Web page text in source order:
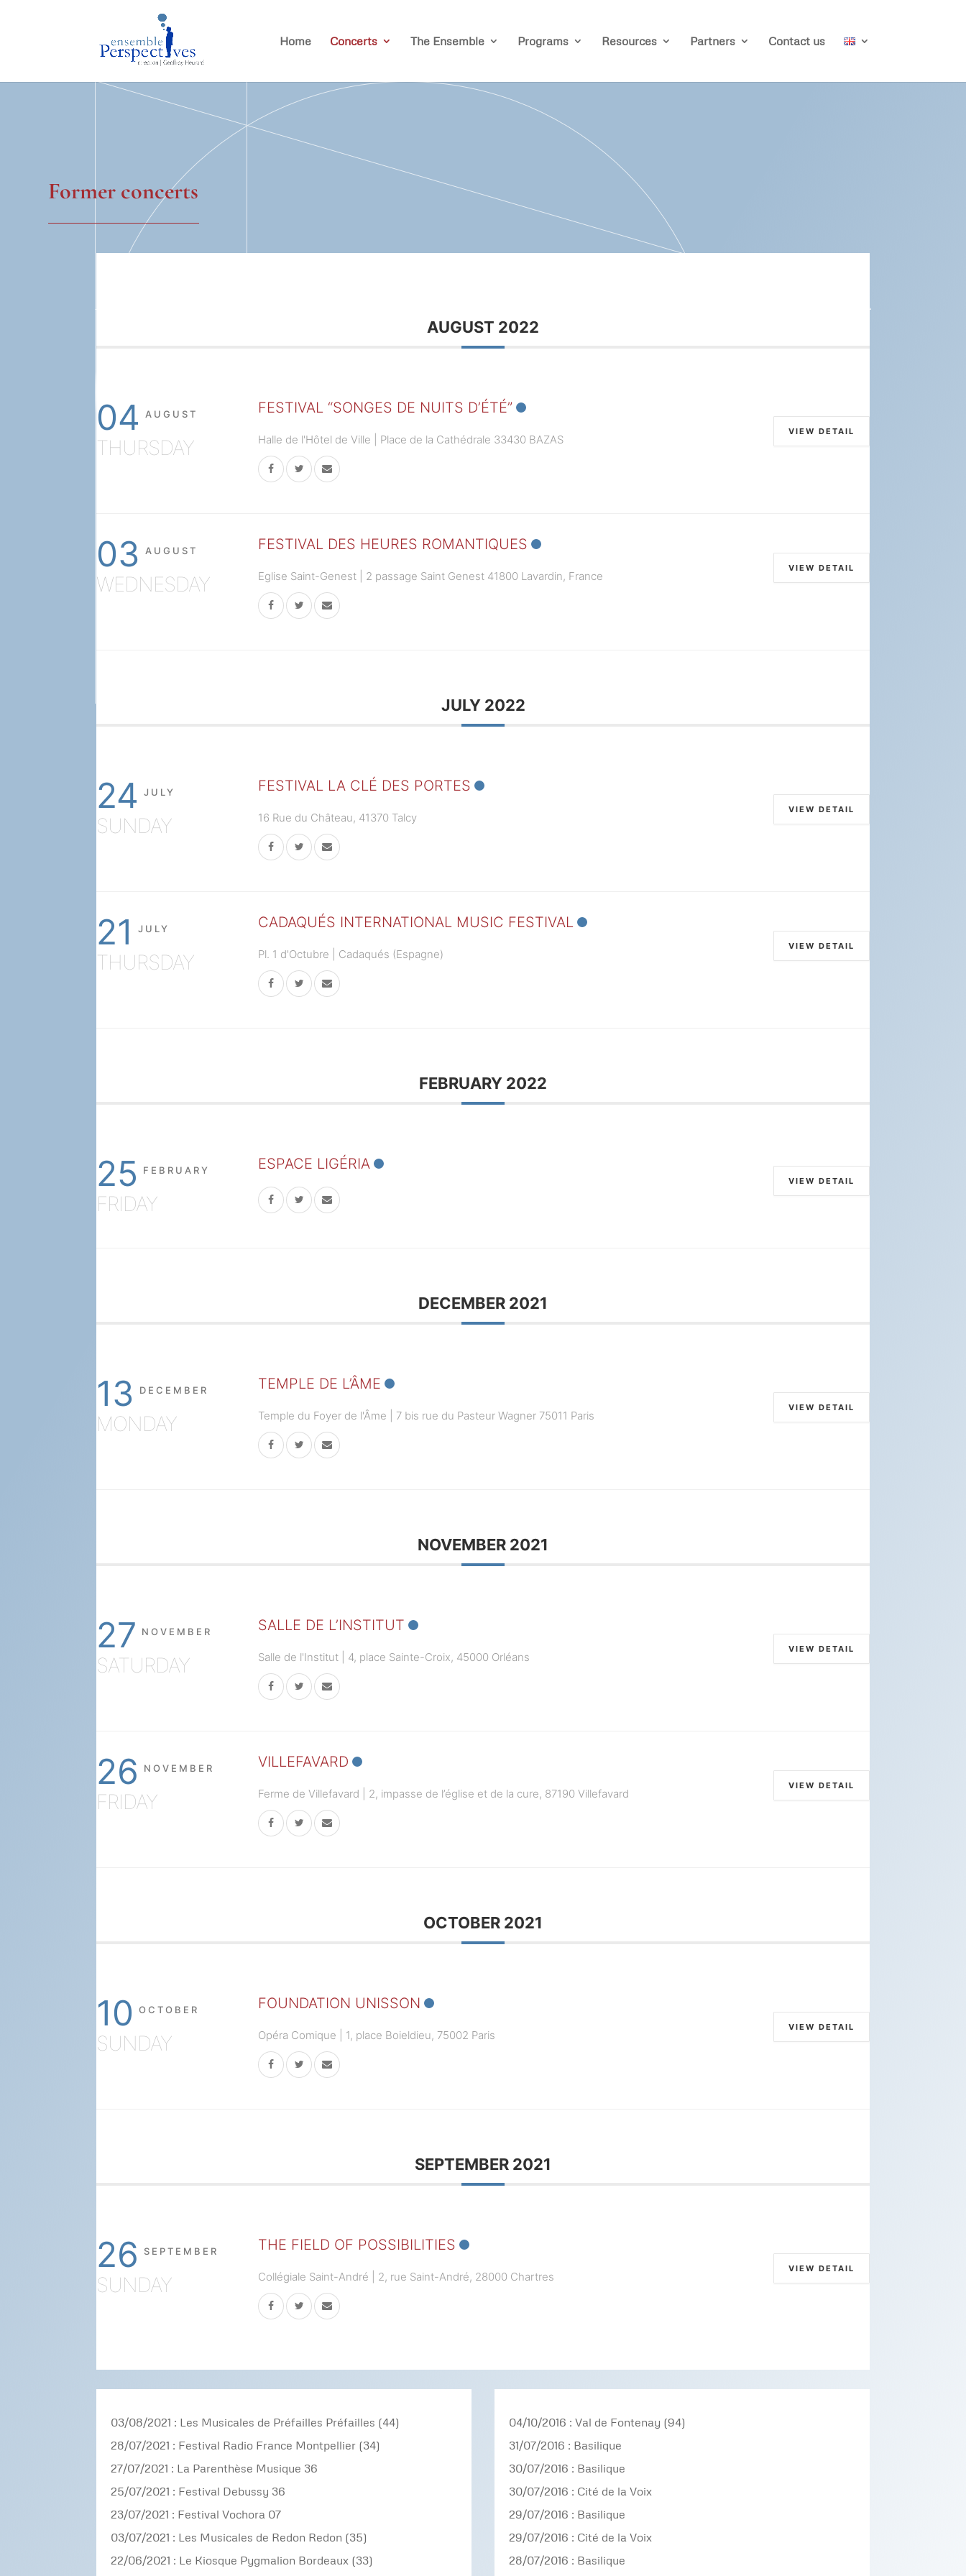
Home Concerts The Ensemble Programs Resources Partners Contact us
Former concerts
AUGUST 2022
04 AUGUST
THURSDAY
FESTIVAL “SONGES DE NUITS D’ÉTÉ”
Halle de l'Hôtel de Ville | Place de la Cathédrale 33430 BAZAS
VIEW DETAIL
03 AUGUST
WEDNESDAY
FESTIVAL DES HEURES ROMANTIQUES
Eglise Saint-Genest | 2 passage Saint Genest 41800 Lavardin, France
VIEW DETAIL
JULY 2022
24 JULY
SUNDAY
FESTIVAL LA CLÉ DES PORTES
16 Rue du Château, 41370 Talcy
VIEW DETAIL
21 JULY
THURSDAY
CADAQUÉS INTERNATIONAL MUSIC FESTIVAL
Pl. 1 d'Octubre | Cadaqués (Espagne)
VIEW DETAIL
FEBRUARY 2022
25 FEBRUARY
FRIDAY
ESPACE LIGÉRIA
VIEW DETAIL
DECEMBER 2021
13 DECEMBER
MONDAY
TEMPLE DE L’ÂME
Temple du Foyer de l'Âme | 7 bis rue du Pasteur Wagner 75011 Paris
VIEW DETAIL
NOVEMBER 2021
27 NOVEMBER
SATURDAY
SALLE DE L’INSTITUT
Salle de l'Institut | 4, place Sainte-Croix, 45000 Orléans
VIEW DETAIL
26 NOVEMBER
FRIDAY
VILLEFAVARD
Ferme de Villefavard | 2, impasse de l’église et de la cure, 87190 Villefavard
VIEW DETAIL
OCTOBER 2021
10 OCTOBER
SUNDAY
FOUNDATION UNISSON
Opéra Comique | 1, place Boieldieu, 75002 Paris
VIEW DETAIL
SEPTEMBER 2021
26 SEPTEMBER
SUNDAY
THE FIELD OF POSSIBILITIES
Collégiale Saint-André | 2, rue Saint-André, 28000 Chartres
VIEW DETAIL
03/08/2021 : Les Musicales de Préfailles Préfailles (44)
28/07/2021 : Festival Radio France Montpellier (34)
27/07/2021 : La Parenthèse Musique 36
25/07/2021 : Festival Debussy 36
23/07/2021 : Festival Vochora 07
03/07/2021 : Les Musicales de Redon Redon (35)
22/06/2021 : Le Kiosque Pygmalion Bordeaux (33)
04/10/2016 : Val de Fontenay (94)
31/07/2016 : Basilique
30/07/2016 : Basilique
30/07/2016 : Cité de la Voix
29/07/2016 : Basilique
29/07/2016 : Cité de la Voix
28/07/2016 : Basilique